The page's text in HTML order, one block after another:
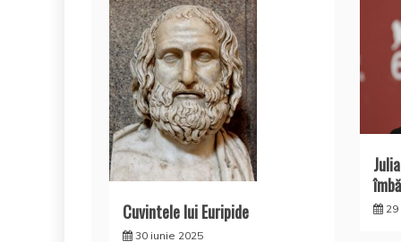
Cuvintele lui Euripide
30 iunie 2025